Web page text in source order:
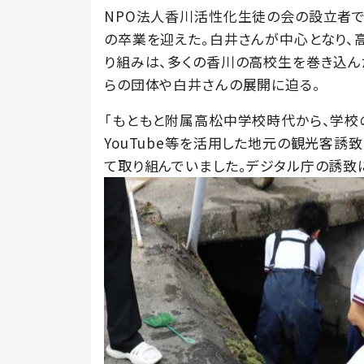
NPO法人香川活性化生徒の会の設立者
の卒業を迎えた。白井さんが中心となり
り組みは、多くの香川の高校生を巻き込
らの団体や白井さんの展開に迫る。
「もともと附属高松中学校時代から、学
YouTube等を活用した地元の観光客誘
て取り組んでいました。デジタル庁の誘